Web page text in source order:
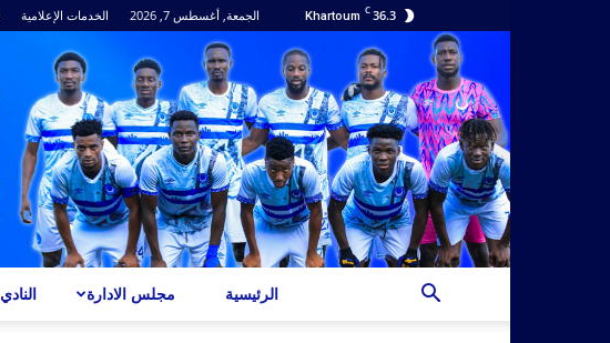
36.3
C
Khartoum الجمعة, أغسطس 7, 2026 الخدمات الإعلامية
النادي مجلس الادارة الرئيسية